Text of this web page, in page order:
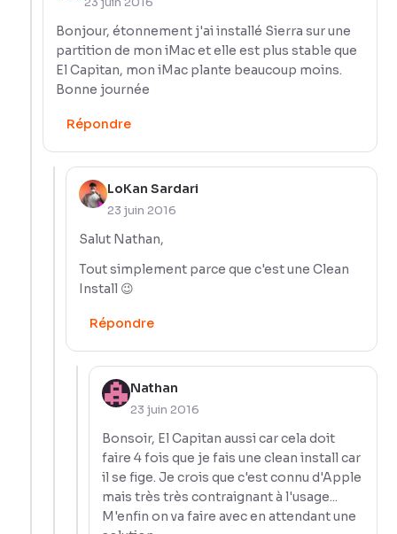
Bonjour, étonnement j'ai installé Sierra sur une
partition de mon iMac et elle est plus stable que
El Capitan, mon iMac plante beaucoup moins.
Bonne journée
Répondre
LoKan Sardari
23 juin 2016
Salut Nathan,
Tout simplement parce que c'est une Clean
Install 😉
Répondre
Nathan
23 juin 2016
Bonsoir, El Capitan aussi car cela doit
faire 4 fois que je fais une clean install car
il se fige. Je crois que c'est connu d'Apple
mais très très contraignant à l'usage...
M'enfin on va faire avec en attendant une